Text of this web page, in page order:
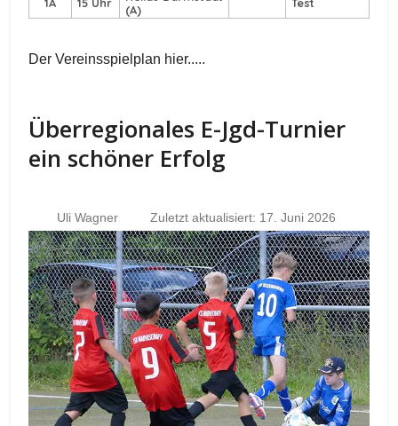
(A)
Der Vereinsspielplan hier.....
Überregionales E-Jgd-Turnier
ein schöner Erfolg
Uli Wagner Zuletzt aktualisiert: 17. Juni 2026